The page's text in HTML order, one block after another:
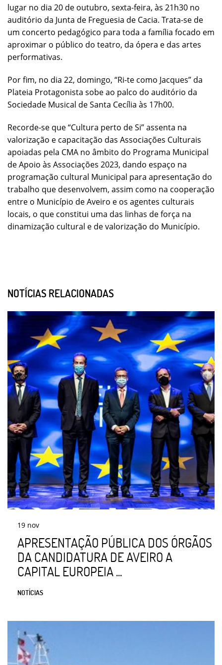
lugar no dia 20 de outubro, sexta-feira, às 21h30 no
auditório da Junta de Freguesia de Cacia. Trata-se de
um concerto pedagógico para toda a família focado em
aproximar o público do teatro, da ópera e das artes
performativas.
Por fim, no dia 22, domingo, “Ri-te como Jacques” da
Plateia Protagonista sobe ao palco do auditório da
Sociedade Musical de Santa Cecília às 17h00.
Recorde-se que “Cultura perto de Si” assenta na
valorização e capacitação das Associações Culturais
apoiadas pela CMA no âmbito do Programa Municipal
de Apoio às Associações 2023, dando espaço na
programação cultural Municipal para apresentação do
trabalho que desenvolvem, assim como na cooperação
entre o Município de Aveiro e os agentes culturais
locais, o que constitui uma das linhas de força na
dinamização cultural e de valorização do Município.
NOTÍCIAS RELACIONADAS
19 nov
APRESENTAÇÃO PÚBLICA DOS ÓRGÃOS
DA CANDIDATURA DE AVEIRO A
CAPITAL EUROPEIA ...
NOTÍCIAS